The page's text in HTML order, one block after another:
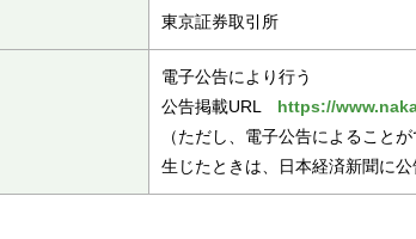
東京証券取引所
電子公告により行う
公告掲載URL https://
（ただし、電子公告によること
生じたときは、日本経済新聞に